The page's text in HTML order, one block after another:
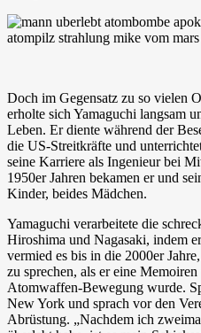
Doch im Gegensatz zu so vielen
erholte sich Yamaguchi langsam
Leben. Er diente während der
die US-Streitkräfte und
seine Karriere als Ingenieur bei
1950er Jahren bekamen er und
Kinder, beides Mädchen.
Yamaguchi verarbeitete die
Hiroshima und Nagasaki, indem
vermied es bis in die 2000er
zu sprechen, als er eine
Atomwaffen-Bewegung wurde.
New York und sprach vor den
Abrüstung. „Nachdem ich